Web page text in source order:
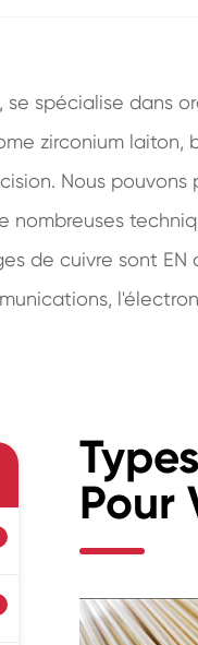
se spécialise
zirconium
Nous pouvons
nombreuses
de cuivre sont
Pour